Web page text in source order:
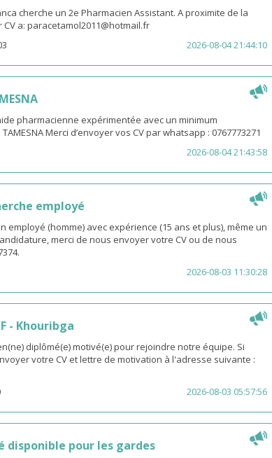
cherche un 2e Pharmacien Assistant. A proximite de la
a: paracetamol2011@hotmail.fr
2026-08-04 21:44:10
pharmacienne expérimentée avec un minimum
Merci d’envoyer vos CV par whatsapp : 0767773271
2026-08-04 21:43:58
employé
employé (homme) avec expérience (15 ans et plus), même un
merci de nous envoyer votre CV ou de nous
2026-08-03 11:30:28
- Khouribga
diplômé(e) motivé(e) pour rejoindre notre équipe. Si
votre CV et lettre de motivation à l'adresse suivante :
2026-08-03 05:57:56
disponible pour les gardes